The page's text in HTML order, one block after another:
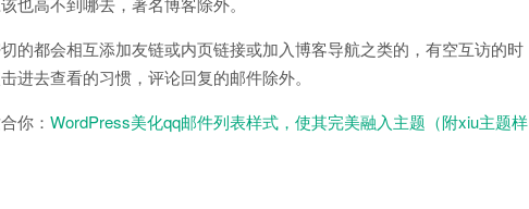
的都会相互添加友链或内页链接或加入博客导航之类的，有空互访的时
进去查看的习惯，评论回复的邮件除外。
你： WordPress美化qq邮件列表样式，使其完美融入主题（附xiu主题样